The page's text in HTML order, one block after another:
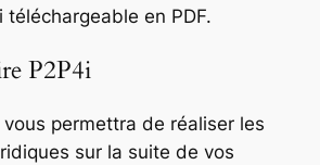
téléchargeable en PDF.
P2P4i
permettra de réaliser les
sur la suite de vos